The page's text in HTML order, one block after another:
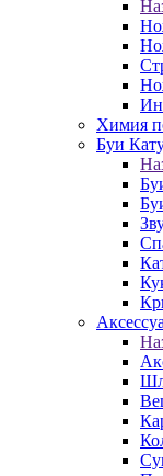
Химия
Буи